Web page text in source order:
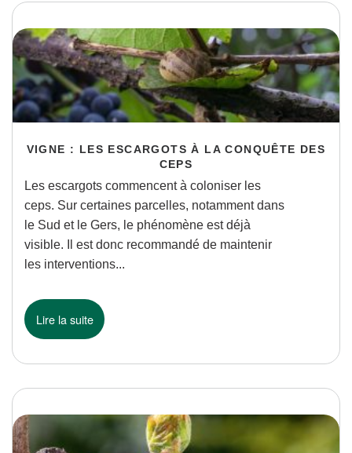
VIGNE : LES ESCARGOTS À LA CONQUÊTE DES
CEPS
Les escargots commencent à coloniser les
ceps. Sur certaines parcelles, notamment dans
le Sud et le Gers, le phénomène est déjà
visible. Il est donc recommandé de maintenir
les interventions...
Lire la suite